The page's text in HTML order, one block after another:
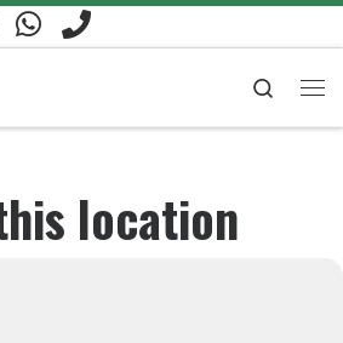
Search
location